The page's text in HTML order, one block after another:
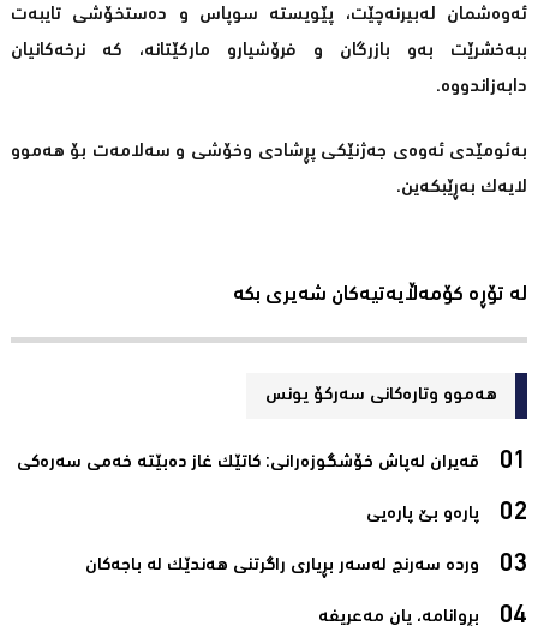
ئەوەشمان لەبیرنەچێت، پێویستە سوپاس و دەستخۆشی تایبەت
ببەخشرێت بەو بازرگان و فرۆشیارو مارکێتانە، کە نرخەکانیان
دابەزاندووە.
بەئومێدی ئەوەی جەژنێکی پڕشادی وخۆشی و سەلامەت بۆ هەموو
لایەک بەڕێبکەین.
لە تۆڕە کۆمەڵایەتیەکان شەیری بکە
هەموو وتارەکانی سه‌ركۆ یونس
قەیران لەپاش خۆشگوزەرانی: كاتێك غاز دەبێتە خەمی سەرەكی‌
پارەو بێ پارەیی‌
وردە سەرنج لەسەر بڕیاری راگرتنی هەندێک لە باجەکان‌
بڕوانامە، یان مەعریفە‌